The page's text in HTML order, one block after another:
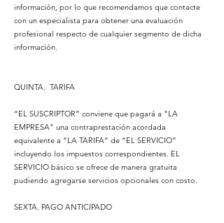
información, por lo que recomendamos que contacte
con un especialista para obtener una evaluación
profesional respecto de cualquier segmento de dicha
información.
QUINTA. TARIFA
“EL SUSCRIPTOR” conviene que pagará a "LA
EMPRESA" una contraprestación acordada
equivalente a “LA TARIFA” de “EL SERVICIO”
incluyendo los impuestos correspondientes. EL
SERVICIO básico se ofrece de manera gratuita
pudiendo agregarse servicios opcionales con costo.
SEXTA. PAGO ANTICIPADO